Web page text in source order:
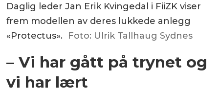
Daglig leder Jan Erik Kvingedal i FiiZK viser
frem modellen av deres lukkede anlegg
«Protectus». Foto: Ulrik Tallhaug Sydnes
– Vi har gått på trynet og
vi har lært